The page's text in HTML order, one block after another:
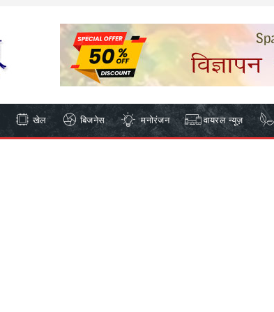
खेल बिजनेस मनोरंजन वायरल न्यूज़